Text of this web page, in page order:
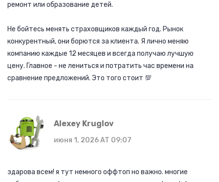
ремонт или образование детей.
Не бойтесь менять страховщиков каждый год. Рынок
конкурентный, они борются за клиента. Я лично меняю
компанию каждые 12 месяцев и всегда получаю лучшую
цену. Главное - не лениться и потратить час времени на
сравнение предложений. Это того стоит 💯
Alexey Kruglov
июня 1, 2026 AT 09:07
здарова всем! я тут немного оффтоп но важно. многие